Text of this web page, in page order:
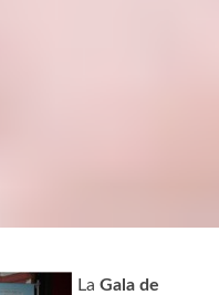
La Gala de